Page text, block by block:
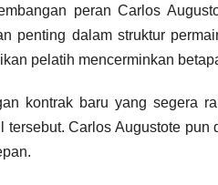
peran Carlos
penting dalam struktur
pelatih mencerminkan
kontrak baru yang segera
tersebut. Carlos Augustote